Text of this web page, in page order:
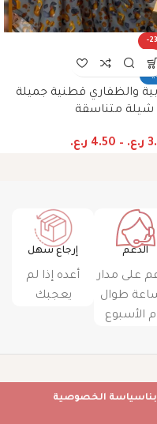
-
والظفاري قطنية جميلة
شيلة متناسقة
ر.ع. –
4.50 ر.ع.
الدعم
على مدار
طوال
الأسبوع
إرجاع سهل
أعده إذا لم
يعجبك
سياسة الخصوصية